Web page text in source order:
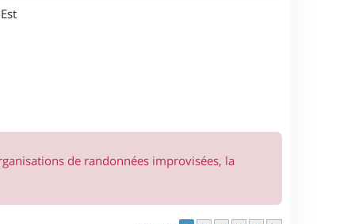
de randonnées improvisées, la